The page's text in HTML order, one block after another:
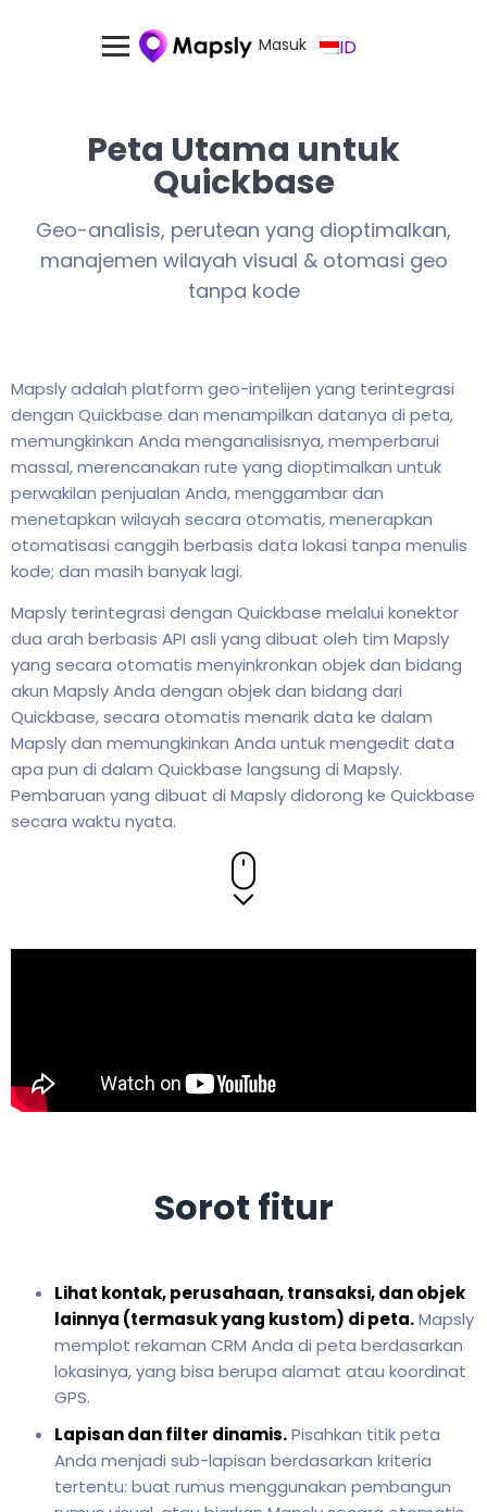
Masuk ID
Peta Utama untuk
Quickbase
Geo-analisis, perutean yang dioptimalkan,
manajemen wilayah visual & otomasi geo
tanpa kode
Mapsly adalah platform geo-intelijen yang terintegrasi
dengan Quickbase dan menampilkan datanya di peta,
memungkinkan Anda menganalisisnya, memperbarui
massal, merencanakan rute yang dioptimalkan untuk
perwakilan penjualan Anda, menggambar dan
menetapkan wilayah secara otomatis, menerapkan
otomatisasi canggih berbasis data lokasi tanpa menulis
kode; dan masih banyak lagi.
Mapsly terintegrasi dengan Quickbase melalui konektor
dua arah berbasis API asli yang dibuat oleh tim Mapsly
yang secara otomatis menyinkronkan objek dan bidang
akun Mapsly Anda dengan objek dan bidang dari
Quickbase, secara otomatis menarik data ke dalam
Mapsly dan memungkinkan Anda untuk mengedit data
apa pun di dalam Quickbase langsung di Mapsly.
Pembaruan yang dibuat di Mapsly didorong ke Quickbase
secara waktu nyata.
Sorot fitur
Lihat kontak, perusahaan, transaksi, dan objek
lainnya (termasuk yang kustom) di peta.Mapsly
memplot rekaman CRM Anda di peta berdasarkan
lokasinya, yang bisa berupa alamat atau koordinat
GPS.
Lapisan dan filter dinamis.Pisahkan titik peta
Anda menjadi sub-lapisan berdasarkan kriteria
tertentu: buat rumus menggunakan pembangun